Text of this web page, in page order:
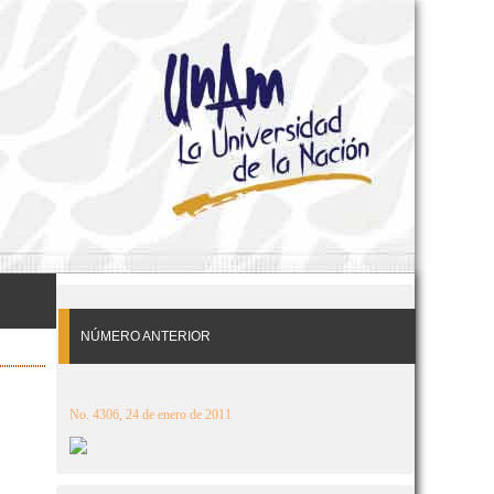
NÚMERO ANTERIOR
No. 4306, 24 de enero de 2011